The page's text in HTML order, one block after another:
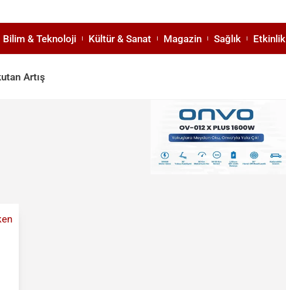
Bilim & Teknoloji Kültür & Sanat Magazin Sağlık Etkinlik
Artış